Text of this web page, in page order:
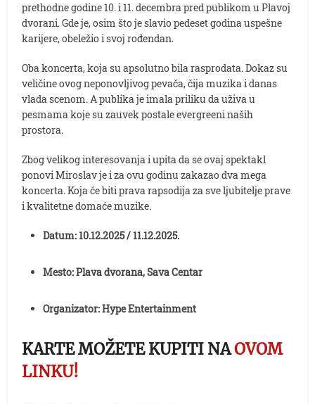
prethodne godine 10. i 11. decembra pred publikom u Plavoj
dvorani. Gde je, osim što je slavio pedeset godina uspešne
karijere, obeležio i svoj rođendan.
Oba koncerta, koja su apsolutno bila rasprodata. Dokaz su
veličine ovog neponovljivog pevača, čija muzika i danas
vlada scenom. A publika je imala priliku da uživa u
pesmama koje su zauvek postale evergreeni naših
prostora.
Zbog velikog interesovanja i upita da se ovaj spektakl
ponovi Miroslav je i za ovu godinu zakazao dva mega
koncerta. Koja će biti prava rapsodija za sve ljubitelje prave
i kvalitetne domaće muzike.
Datum: 10.12.2025 / 11.12.2025.
Mesto: Plava dvorana, Sava Centar
Organizator: Hype Entertainment
KARTE MOŽETE KUPITI NAOVOM
LINKU!